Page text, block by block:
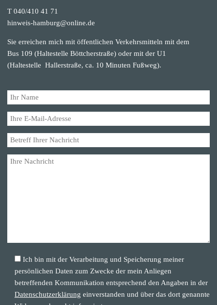
T 040/410 41 71
hinweis-hamburg@online.de
Sie erreichen mich mit öffentlichen Verkehrsmitteln mit dem
Bus 109 (Haltestelle Böttcherstraße) oder mit der U1
(Haltestelle Hallerstraße, ca. 10 Minuten Fußweg).
Ich bin mit der Verarbeitung und Speicherung meiner
persönlichen Daten zum Zwecke der mein Anliegen
betreffenden Kommunikation entsprechend den Angaben in der
Datenschutzerklärung einverstanden und über das dort genannte